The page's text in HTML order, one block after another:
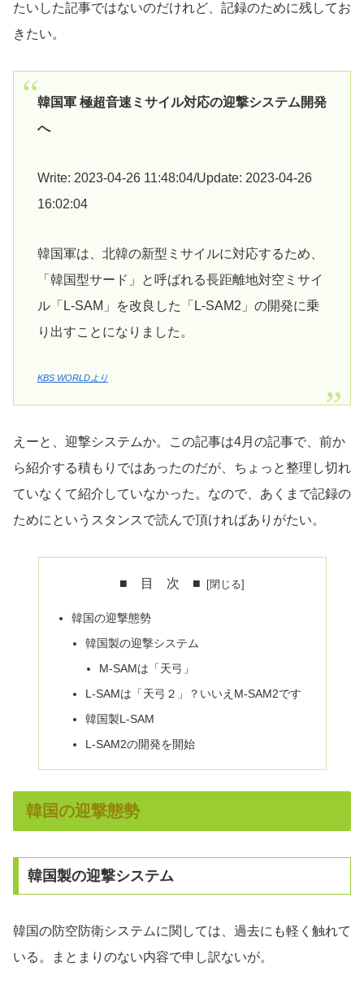
たいした記事ではないのだけれど、記録のために残してお
きたい。
韓国軍 極超音速ミサイル対応の迎撃システム開発
へ
Write: 2023-04-26 11:48:04/Update: 2023-04-26
16:02:04
韓国軍は、北韓の新型ミサイルに対応するため、
「韓国型サード」と呼ばれる長距離地対空ミサイ
ル「L-SAM」を改良した「L-SAM2」の開発に乗
り出すことになりました。
KBS WORLDより
えーと、迎撃システムか。この記事は4月の記事で、前か
ら紹介する積もりではあったのだが、ちょっと整理し切れ
ていなくて紹介していなかった。なので、あくまで記録の
ためにというスタンスで読んで頂ければありがたい。
■ 目 次 ■
韓国の迎撃態勢
韓国製の迎撃システム
M-SAMは「天弓」
L-SAMは「天弓２」？いいえM-SAM2です
韓国製L-SAM
L-SAM2の開発を開始
韓国の迎撃態勢
韓国製の迎撃システム
韓国の防空防衛システムに関しては、過去にも軽く触れて
いる。まとまりのない内容で申し訳ないが。